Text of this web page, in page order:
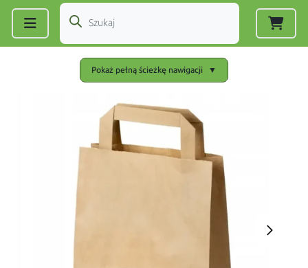
Pokaż pełną ścieżkę nawigacji ▼